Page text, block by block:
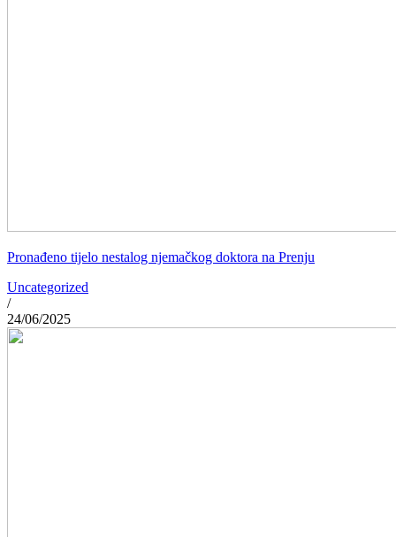
Pronađeno tijelo nestalog njemačkog doktora na Prenju
Uncategorized
/
24/06/2025